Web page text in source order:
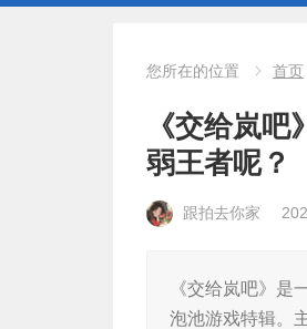
您所在的位置 首页
《交给岚
弱王者呢？
跟拍去你家
《交给岚吧》
泡池游戏特辑。